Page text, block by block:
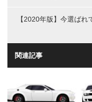
【2020年版】今選ば
関連記事